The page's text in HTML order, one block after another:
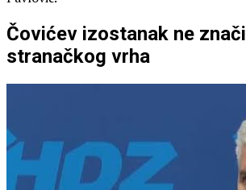
Čovićev izostanak ne
stranačkog vrha